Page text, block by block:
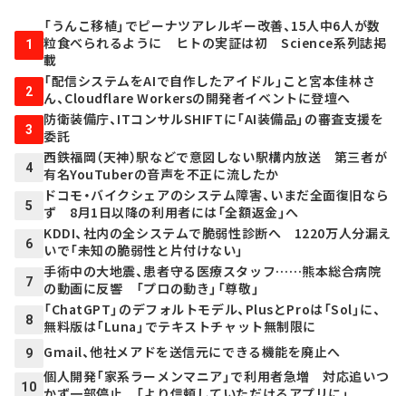
1
「うんこ移植」でピーナツアレルギー改善、15人中6人が数
粒食べられるように ヒトの実証は初 Science系列誌掲
載
2
「配信システムをAIで自作したアイドル」こと宮本佳林さ
ん、Cloudflare Workersの開発者イベントに登壇へ
3
防衛装備庁、ITコンサルSHIFTに「AI装備品」の審査支援を
委託
4
西鉄福岡（天神）駅などで意図しない駅構内放送 第三者が
有名YouTuberの音声を不正に流したか
5
ドコモ・バイクシェアのシステム障害、いまだ全面復旧なら
ず 8月1日以降の利用者には「全額返金」へ
6
KDDI、社内の全システムで脆弱性診断へ 1220万人分漏え
いで「未知の脆弱性と片付けない」
7
手術中の大地震、患者守る医療スタッフ……熊本総合病院
の動画に反響 「プロの動き」「尊敬」
8
「ChatGPT」のデフォルトモデル、PlusとProは「Sol」に、
無料版は「Luna」でテキストチャット無制限に
9 Gmail、他社メアドを送信元にできる機能を廃止へ
10
個人開発「家系ラーメンマニア」で利用者急増 対応追いつ